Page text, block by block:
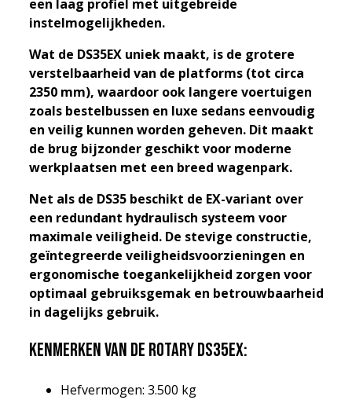
een laag profiel met uitgebreide
instelmogelijkheden.
Wat de DS35EX uniek maakt, is de grotere
verstelbaarheid van de platforms (tot circa
2350 mm), waardoor ook langere voertuigen
zoals bestelbussen en luxe sedans eenvoudig
en veilig kunnen worden geheven. Dit maakt
de brug bijzonder geschikt voor moderne
werkplaatsen met een breed wagenpark.
Net als de DS35 beschikt de EX-variant over
een redundant hydraulisch systeem voor
maximale veiligheid. De stevige constructie,
geïntegreerde veiligheidsvoorzieningen en
ergonomische toegankelijkheid zorgen voor
optimaal gebruiksgemak en betrouwbaarheid
in dagelijks gebruik.
Kenmerken van de Rotary DS35EX:
Hefvermogen: 3.500 kg